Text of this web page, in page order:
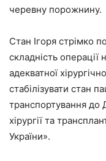
черевну порожнину.
Стан Ігоря стрімко
складність
адекватної
стабілізувати стан
транспортування до
хірургії та
України».